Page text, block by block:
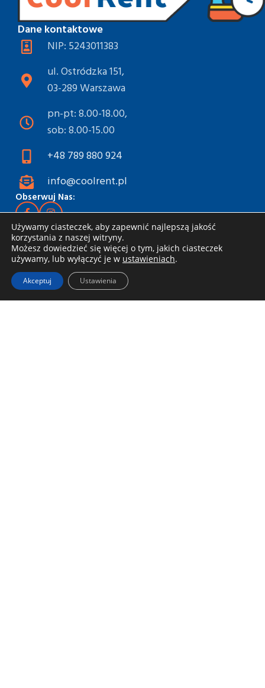
Dane kontaktowe
NIP: 5243011383
ul. Ostródzka 151,
03-289 Warszawa
pn-pt: 8.00-18.00,
sob: 8.00-15.00
+48 789 880 924
info@coolrent.pl
Obserwuj Nas:
Wynajem narzędzi
Katalog
Rabaty i akcje
Jak wynająć
Używamy ciasteczek, aby zapewnić najlepszą jakość
korzystania z naszej witryny.
Możesz dowiedzieć się więcej o tym, jakich ciasteczek
używamy, lub wyłączyć je w ustawieniach.
Akceptuj Ustawienia